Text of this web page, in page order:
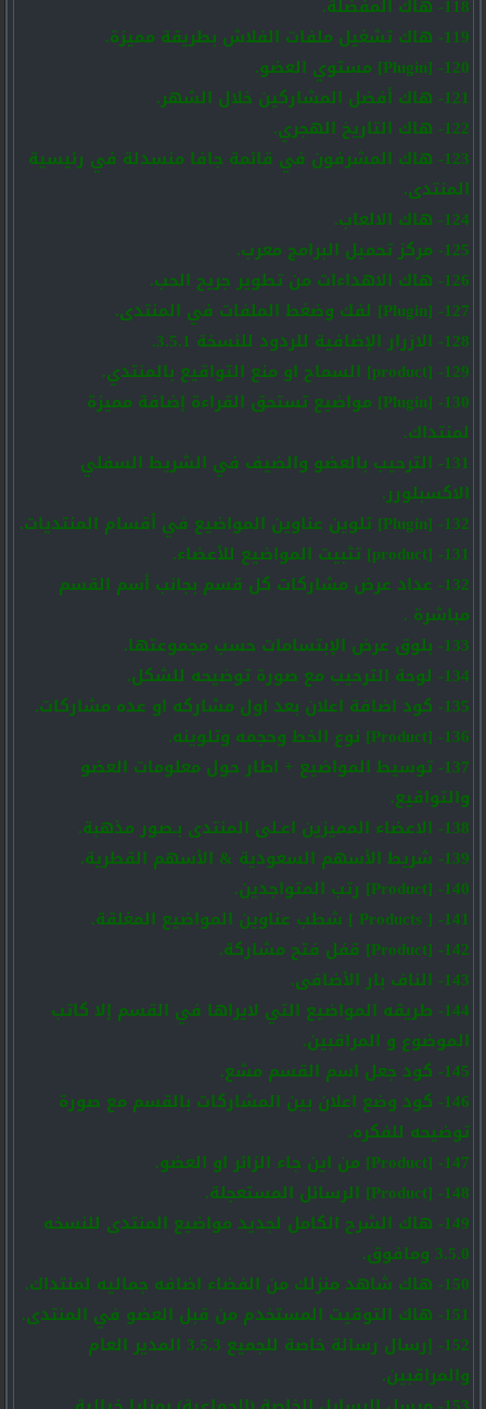
118- هاك المفضلة.
119- هاك تشغيل ملفات الفلاش بطريقة مميزة.
120- [Plugin] مستوي العضو.
121- هاك أفضل المشاركين خلال الشهر.
122- هاك التاريخ الهجري.
123- هاك المشرفون في قائمة جافا منسدلة في رئيسية
المنتدى.
124- هاك الالعاب.
125- مركز تحميل البرامج معرب.
126- هاك الاهداءات من تطوير جريح الحب.
127- [Plugin] لفك وضغط الملفات في المنتدى.
128- الازرار الإضافية للردود للنسخة 3.5.1.
129- [product] السماح او منع التواقيع بالمنتدي.
130- [Plugin] مواضيع تستحق القراءة إضافة مميزة
لمنتداك.
131- الترحيب بالعضو والضيف في الشريط السفلي
الاكسبلورر.
132- [Plugin] تلوين عناوين المواضيع في أقسام المنتديات.
131- [product] تثبيت المواضيع للأعضاء.
132- عداد عرض مشاركات كل قسم بجانب أسم القسم
مباشرة .
133- بلوق عرض الإبتسامات حسب مجموعتها.
134- لوحة الترحيب مع صورة توضيحه للشكل.
135- كود اضافة اعلان بعد اول مشاركه او عده مشاركات.
136- [Product] نوع الخط وحجمه وتلوينه.
137- توسيط المواضيع + اطار حول معلومات العضو
والتواقيع.
138- الاعضاء المميزين اعـلى المنتدى بـصور مذهبة.
139- شريط الأسهم السعودية & الأسهم القطرية.
140- [Product] رتب المتواجدين.
141- [ Products ] شطب عناوين المواضيع المغلقة.
142- [Product] قفل فتح مشاركة.
143- الناف بار الأضافى.
144- طريقه المواضيع التي لايراها في القسم إلا كاتب
الموضوع و المراقبين.
145- كود جعل اسم القسم مشع.
146- كود وضع اعلان بين المشاركات بالقسم مع صورة
توضيحه للفكره.
147- [Product] من اين جاء الزائر او العضو.
148- [Product] الرسائل المستعجلة.
149- هاك الشرح الكامل لجديد مواضيع المنتدى للنسخه
3.5.0 ومافوق.
150- هاك شاهد منزلك من الفضاء اضافه جماليه لمنتداك.
151- هاك التوقيت المستخدم من قبل العضو في المنتدى.
152- إرسال رسالة خاصة للجميع 3.5.3 المدير العام
والمراقبين.